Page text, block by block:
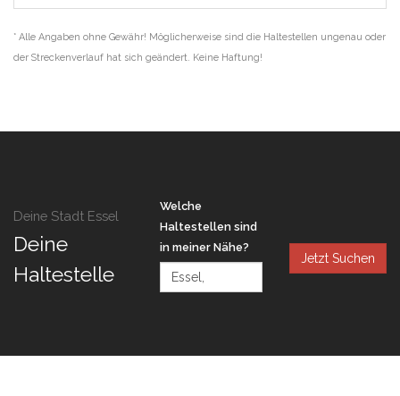
* Alle Angaben ohne Gewähr! Möglicherweise sind die Haltestellen ungenau oder
der Streckenverlauf hat sich geändert. Keine Haftung!
Deine Stadt Essel
Deine
Haltestelle
Welche
Haltestellen sind
in meiner Nähe?
Jetzt Suchen